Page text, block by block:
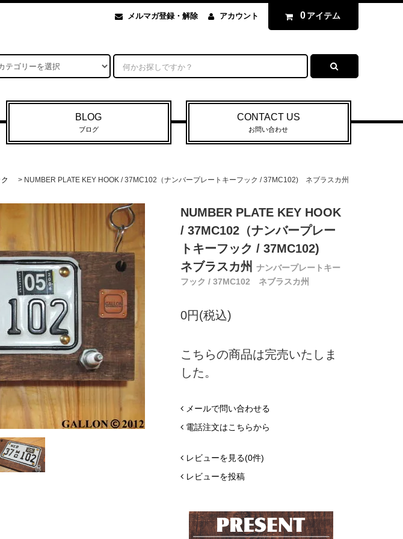
メルマガ登録・解除 アカウント 0 アイテム
BLOG
ブログ
CONTACT US
お問い合わせ
> NUMBER PLATE KEY HOOK / 37MC102（ナンバープレートキーフック / 37MC102) ネブラスカ州
NUMBER PLATE KEY HOOK
/ 37MC102（ナンバープレー
トキーフック / 37MC102)
ネブラスカ州 ナンバープレートキー
フック / 37MC102 ネブラスカ州
0円(税込)
こちらの商品は完売いたしま
した。
メールで問い合わせる
電話注文はこちらから
レビューを見る(0件)
レビューを投稿